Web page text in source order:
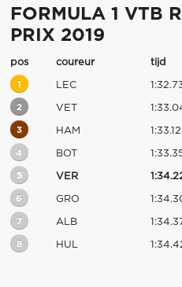
FORMULA 1 VTB
PRIX 2019
pos coureur tijd
1 LEC
2 VET
3 HAM
4 BOT
5 VER
6 GRO
7 ALB
8 HUL